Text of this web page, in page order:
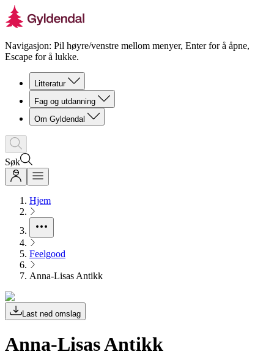
Navigasjon: Pil høyre/venstre mellom menyer, Enter for å åpne,
Escape for å lukke.
Litteratur
Fag og utdanning
Om Gyldendal
Søk
Hjem
Feelgood
Anna-Lisas Antikk
Last ned omslag
Anna-Lisas Antikk